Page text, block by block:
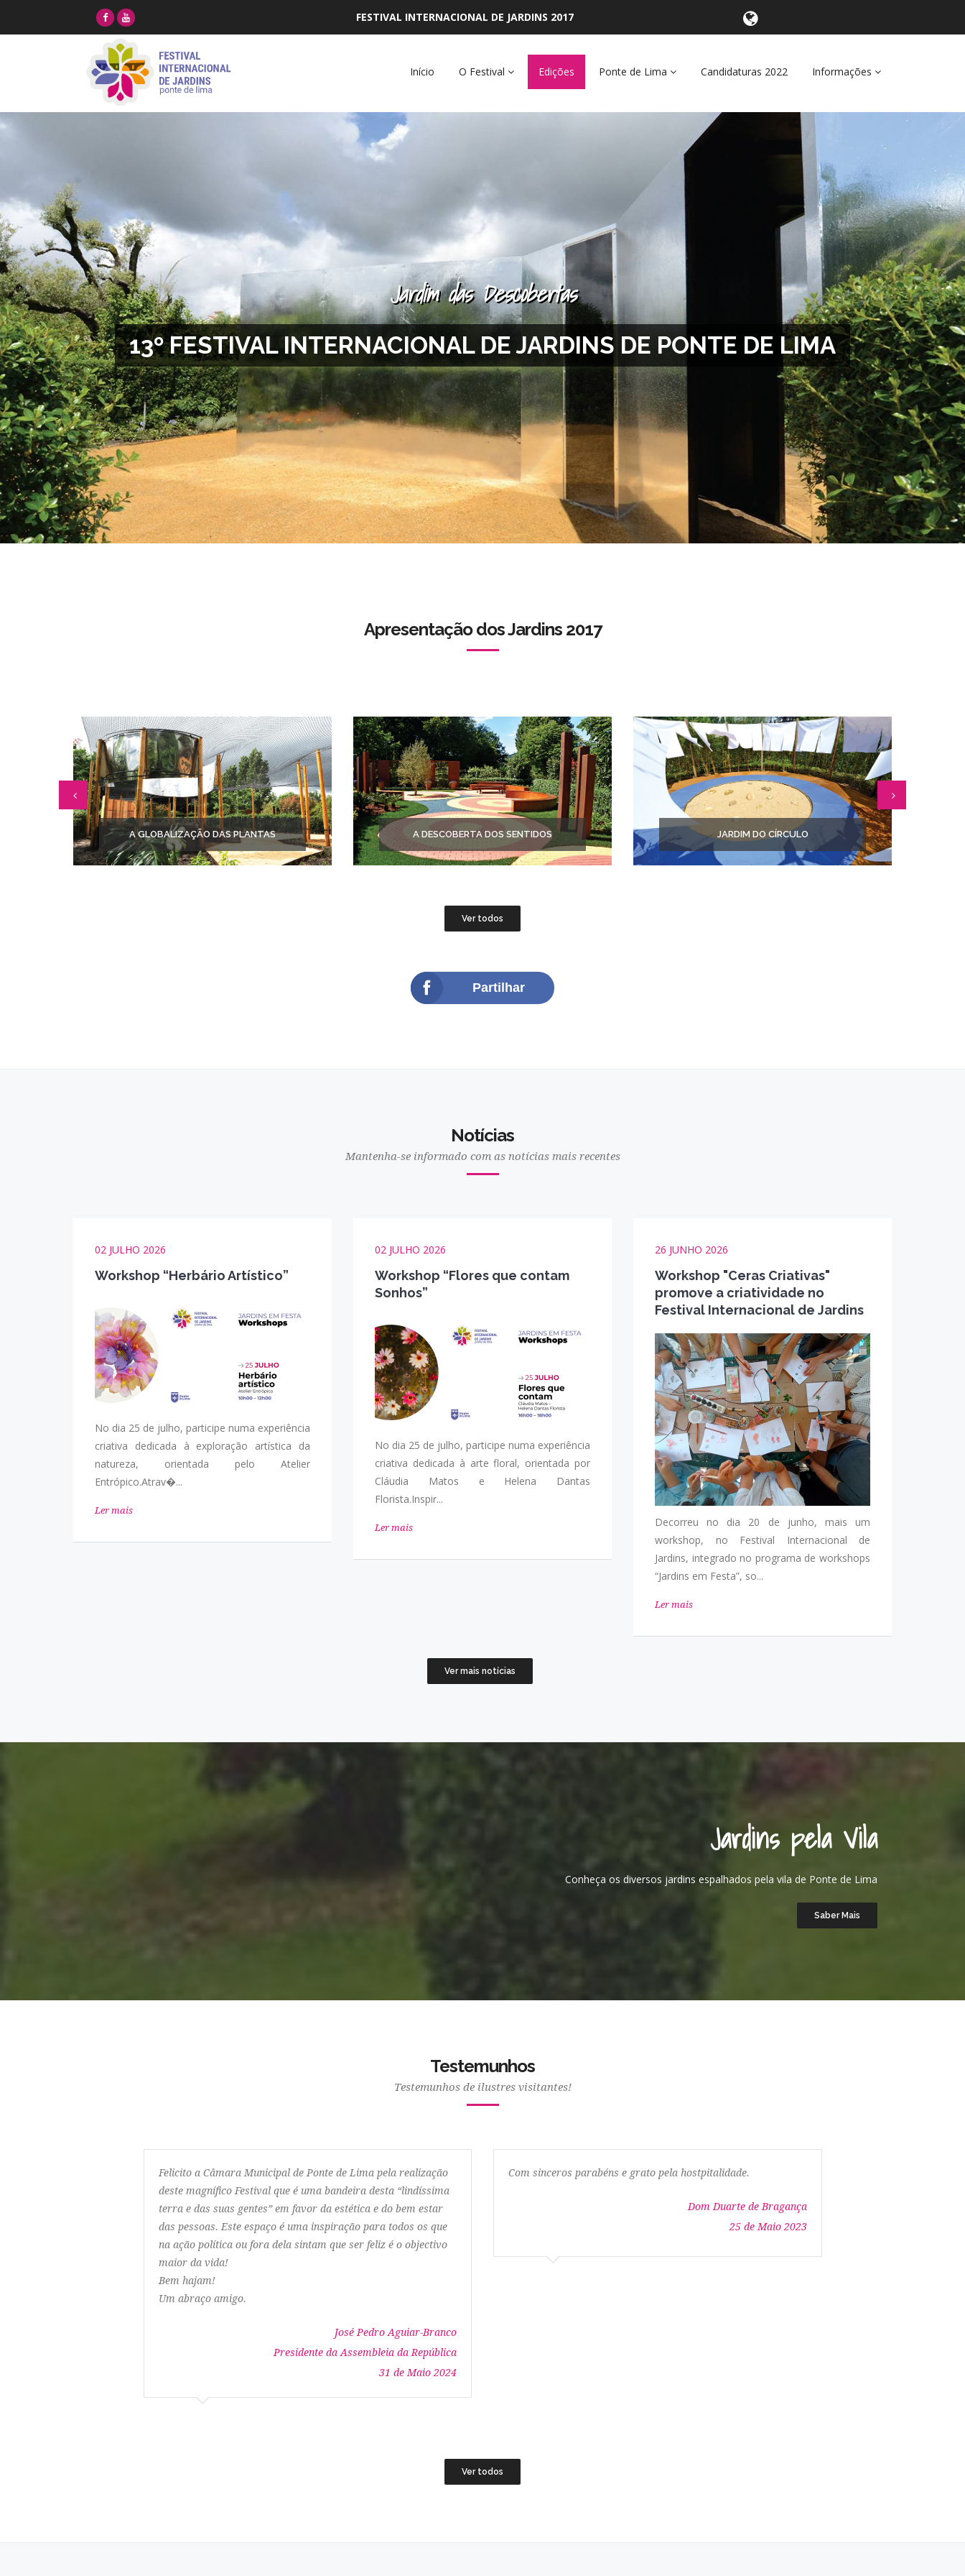
FESTIVAL INTERNACIONAL DE JARDINS 2017
Início O Festival Edições Ponte de Lima Candidaturas 2022 Informações
Jardim das Descobertas
13º FESTIVAL INTERNACIONAL DE JARDINS DE PONTE DE LIMA
Apresentação dos Jardins 2017
A GLOBALIZAÇÃO DAS PLANTAS A DESCOBERTA DOS SENTIDOS JARDIM DO CÍRCULO
Ver todos
Partilhar
Notícias
Mantenha-se informado com as notícias mais recentes
02 JULHO 2026
Workshop “Herbário Artístico”
No dia 25 de julho, participe numa experiência
criativa dedicada à exploração artística da
natureza, orientada pelo Atelier
Entrópico.Atrav�...
Ler mais
02 JULHO 2026
Workshop “Flores que contam
Sonhos”
No dia 25 de julho, participe numa experiência
criativa dedicada à arte floral, orientada por
Cláudia Matos e Helena Dantas
Florista.Inspir...
Ler mais
26 JUNHO 2026
Workshop "Ceras Criativas"
promove a criatividade no
Festival Internacional de Jardins
Decorreu no dia 20 de junho, mais um
workshop, no Festival Internacional de
Jardins, integrado no programa de workshops
“Jardins em Festa”, so...
Ler mais
Ver mais notícias
Jardins pela Vila
Conheça os diversos jardins espalhados pela vila de Ponte de Lima
Saber Mais
Testemunhos
Testemunhos de ilustres visitantes!
Felicito a Câmara Municipal de Ponte de Lima pela realização
deste magnífico Festival que é uma bandeira desta “lindíssima
terra e das suas gentes” em favor da estética e do bem estar
das pessoas. Este espaço é uma inspiração para todos os que
na ação política ou fora dela sintam que ser feliz é o objectivo
maior da vida!
Bem hajam!
Um abraço amigo.
José Pedro Aguiar-Branco
Presidente da Assembleia da República
31 de Maio 2024
Com sinceros parabéns e grato pela hostpitalidade.
Dom Duarte de Bragança
25 de Maio 2023
Ver todos